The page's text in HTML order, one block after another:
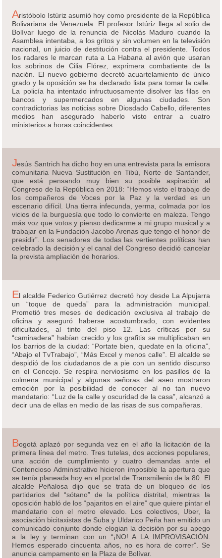
Aristóbolo Istúriz asumió hoy como presidente de la República
Bolivariana de Venezuela. El profesor Istúriz llega al solio de
Bolívar luego de la renuncia de Nicolás Maduro cuando la
Asamblea intentaba, a los gritos y sin volumen en la televisión
nacional, un juicio de destitución contra el presidente. Todos
los radares le marcan ruta a La Habana al avión que usaran
los sobrinos de Cilia Flórez, exprimera combatiente de la
nación. El nuevo gobierno decretó acuartelamiento de único
grado y la oposición se ha declarado lista para tomar la calle.
La policía ha intentado infructuosamente disolver las filas en
bancos y supermercados en algunas ciudades. Son
contradictorias las noticias sobre Diosdado Cabello, diferentes
medios han asegurado haberlo visto entrar a cuatro
ministerios a horas coincidentes.
Jesús Santrich ha dicho hoy en una entrevista para la emisora
comunitaria Nueva Sustitución en Tibú, Norte de Santander,
que está pensando muy bien su posible aspiración al
Congreso de la República en 2018: “Hemos visto el trabajo de
los compañeros de Voces por la Paz y la verdad es un
escenario difícil. Una tierra infecunda, yerma, colmada por los
vicios de la burguesía que todo lo convierte en maleza. Tengo
más voz que votos y pienso dedicarme a mi grupo musical y a
trabajar en la Fundación Jacobo Arenas que tengo el honor de
presidir”. Los senadores de todas las vertientes políticas han
celebrado la decisión y el canal del Congreso decidió cancelar
la prevista ampliación de horarios.
El alcalde Federico Gutiérrez decretó hoy desde La Alpujarra
un “toque de queda” para la administración municipal.
Prometió tres meses de dedicación exclusiva al trabajo de
oficina y aseguró haberse acostumbrado, con evidentes
dificultades, al tinto del piso 12. Las críticas por su
“caminadera” habían crecido y los grafitis se multiplicaban en
los barrios de la ciudad: “Portate bien, quedate en la oficina”,
“Abajo el TvTrabajo”, “Más Excel y menos calle”. El alcalde se
despidió de los ciudadanos de a pie con un sentido discurso
en el Concejo. Se respira nerviosismo en los pasillos de la
colmena municipal y algunas señoras del aseo mostraron
emoción por la posibilidad de conocer al no tan nuevo
mandatario: “Luz de la calle y oscuridad de la casa”, alcanzó a
decir una de ellas en medio de las risas de sus compañeras.
Bogotá aplazó por segunda vez en el año la licitación de la
primera línea del metro. Tres tutelas, dos acciones populares,
una acción de cumplimiento y cuatro demandas ante el
Contencioso Administrativo hicieron imposible la apertura que
se tenía planeada hoy en el portal de Transmilenio de la 80. El
alcalde Peñalosa dijo que se trata de un bloqueo de los
partidarios del “sótano” de la política distrital, mientras la
oposición habló de los “pajaritos en el aire” que quiere pintar el
mandatario con el metro elevado. Los colectivos, Uber, la
asociación bicitaxistas de Suba y Uldarico Peña han emitido un
comunicado conjunto donde elogian la decisión por su apego
a la ley y terminan con un “¡NO! A LA IMPROVISACIÓN.
Hemos esperado cincuenta años, no es hora de correr”. Se
anuncia campamento en la Plaza de Bolívar.